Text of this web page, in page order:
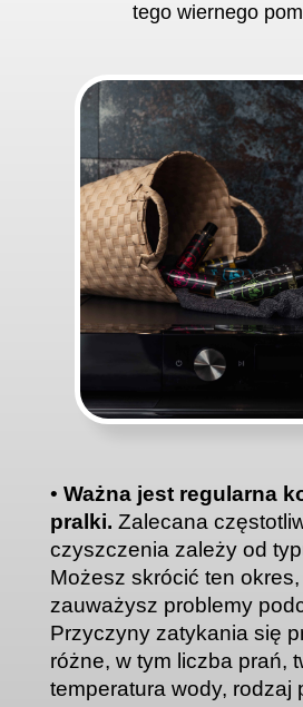
tego wiernego
• Ważna jest regularna
pralki. Zalecana
czyszczenia zależy od
Możesz skrócić ten okres,
zauważysz problemy
Przyczyny zatykania się
różne, w tym liczba prań,
temperatura wody, rodzaj